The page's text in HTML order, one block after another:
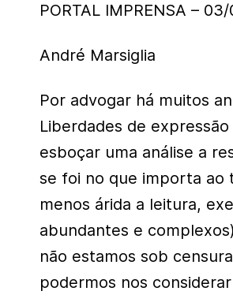
PORTAL IMPRENSA –
André Marsiglia
Por advogar há muitos
Liberdades de
esboçar uma análise a
se foi no que importa ao
menos árida a leitura,
abundantes e
não estamos sob
podermos nos